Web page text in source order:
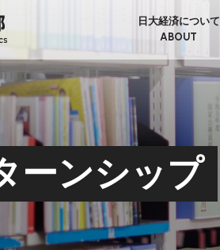
日大経済について
ABOUT
ーンシップ